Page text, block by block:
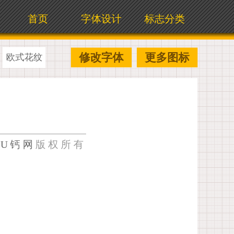
标志分类
字体设计
首页
欧式花纹 更多图标
修改字体
U钙网 版权所有